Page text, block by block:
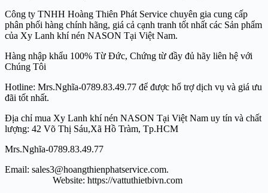
Công ty TNHH Hoàng Thiên Phát Service chuyên gia cung cấp
phân phối hàng chính hãng, giá cả cạnh tranh tốt nhất các Sản phẩm
của Xy Lanh khí nén NASON Tại Việt Nam.
Hàng nhập khẩu 100% Từ Đức, Chứng từ đầy đủ hãy liên hệ với
Chúng Tôi
Hotline: Mrs.Nghĩa-0789.83.49.77 để được hổ trợ dịch vụ và giá ưu
đãi tốt nhất.
Địa chỉ mua Xy Lanh khí nén NASON Tại Việt Nam uy tín và chất
lượng: 42 Võ Thị Sáu,Xã Hồ Tràm, Tp.HCM
Mrs.Nghĩa-0789.83.49.77
Email: sales3@hoangthienphatservice.com.
Website: https://vattuthietbivn.com